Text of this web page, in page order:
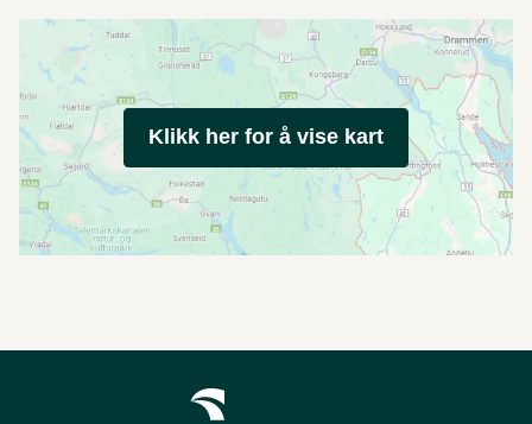
Klikk her for å vise kart